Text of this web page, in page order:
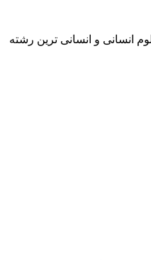
انسانی و انسانی ترین رشته